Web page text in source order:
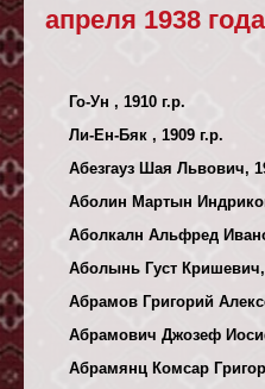
апреля 1938
Го-Ун , 1910 г.р.
Ли-Ен-Бяк , 1909 г.р.
Абезгауз Шая Львович,
Аболин Мартын
Аболкалн Альфред
Аболынь Густ Кришевич,
Абрамов Григорий
Абрамович Джозеф
Абрамянц Комсар